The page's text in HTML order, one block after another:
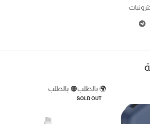
🌍 بالطلب🟠 بالطلب
SOLD OUT